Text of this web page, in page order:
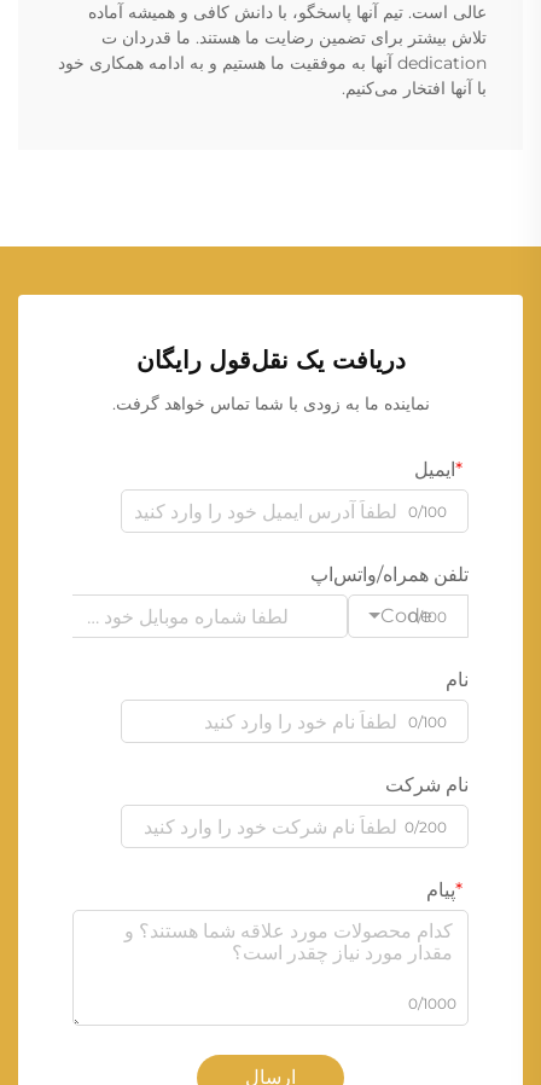
عالی است. تیم آنها پاسخگو، با دانش کافی و همیشه آماده
تلاش بیشتر برای تضمین رضایت ما هستند. ما قدردان ت
dedication آنها به موفقیت ما هستیم و به ادامه همکاری خود
با آنها افتخار می‌کنیم.
دریافت یک نقل‌قول رایگان
نماینده ما به زودی با شما تماس خواهد گرفت.
ایمیل
0/100
تلفن همراه/واتس‌اپ
Code
0/100
نام
0/100
نام شرکت
0/200
پیام
0/1000
ارسال